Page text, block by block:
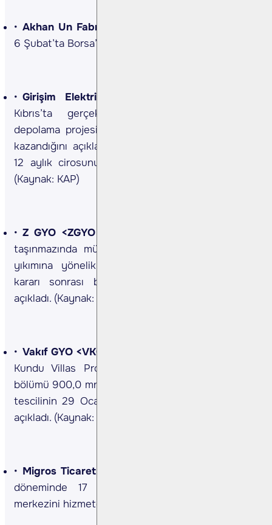
Akhan Un Fabrikası <AKHAN TI>
6 Şubat’ta Borsa’da işlem görmeye başlayacak.
Girişim Elektrik <GESAN TI>
Kıbrıs’ta gerçekleştirilen GES ve entegre
depolama projesi ihalesini 43,4 mn EUR bedelle
kazandığını açıkladı. Sözleşme tutarı şirketin son
12 aylık cirosunun %13,6'sına denk gelmektedir.
(Kaynak: KAP)
Z GYO <ZGYO TI>
taşınmazında mülkiyeti kısıtlayan taşkın yapının
yıkımına yönelik sürecin, kesinleşen mahkeme
kararı sonrası belediye nezdinde başlatıldığını
açıkladı. (Kaynak: KAP)
Vakıf GYO <VKGYO TI>
Kundu Villas Projesi’nde yer alan 24 bağımsız
bölümü 900,0 mn TL bedelle satın aldığını ve tapu
tescilinin 29 Ocak 2026 itibarıyla tamamlandığını
açıkladı. (Kaynak: KAP)
Migros Ticaret <MGROS TI>
döneminde 17 yeni mağazayı ve 1 dağıtım
merkezini hizmete açtığını açıkladı. (Kaynak: KAP)